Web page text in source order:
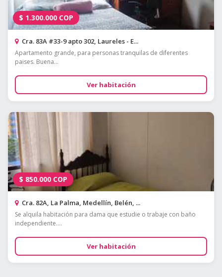
$ 1.300.000 COP
Cra. 83A #33-9 apto 302, Laureles - E...
Apartamento grande, para personas tranquilas de diferentes
paises. Buena...
Ver habitación
$ 850.000 COP
Cra. 82A, La Palma, Medellín, Belén, ...
Se alquila habitación para dama que estudie o trabaje con baño
independiente....
Ver habitación